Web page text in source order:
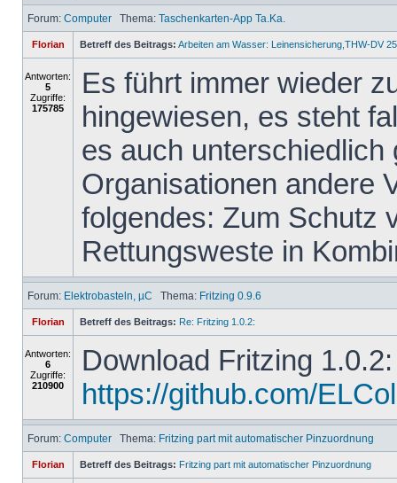
Forum: Computer Thema: Taschenkarten-App Ta.Ka.
Florian Betreff des Beitrags: Arbeiten am Wasser: Leinensicherung,THW-DV
Antworten:
5
Zugriffe:
175785
Es führt immer wieder
hingewiesen, es steht
es auch unterschiedlich
Organisationen andere
folgendes: Zum Schutz
Rettungsweste in
Forum: Elektrobasteln, µC Thema: Fritzing 0.9.6
Florian Betreff des Beitrags: Re: Fritzing 1.0.2:
Antworten:
6
Zugriffe:
210900
Download Fritzing 1.0.2:
https://github.com/
Forum: Computer Thema: Fritzing part mit automatischer Pinzuordnung
Florian Betreff des Beitrags: Fritzing part mit automatischer Pinzuordnung